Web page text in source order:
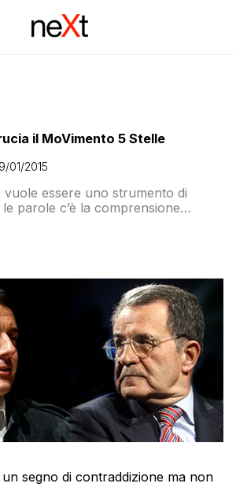
il MoVimento 5 Stelle
01/2015
essere uno strumento di
parole c’è la comprensione
segno di contraddizione ma non